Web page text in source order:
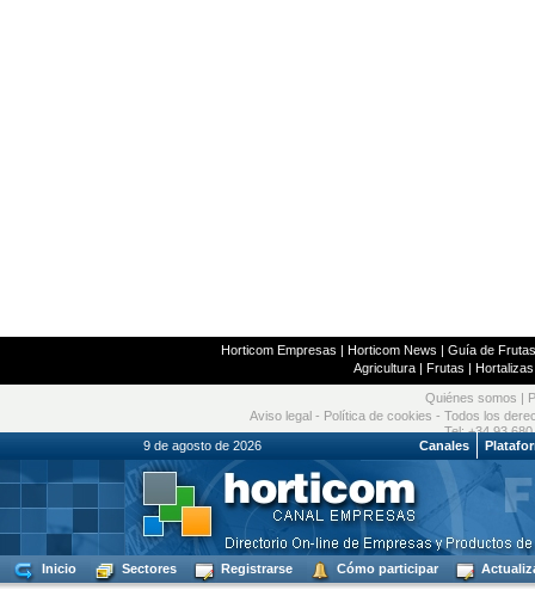
Horticom Empresas | Horticom News | Guía de
Agricultura| Frutas | Hortalizas
Quiénes somos
Aviso legal - Política de cookies - Todos los
Tel: +34 93
9 de agosto de 2026
Canales
Inicio Sectores Registrarse Cómo participar